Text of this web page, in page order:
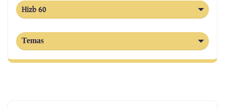
Hizb 60
Temas